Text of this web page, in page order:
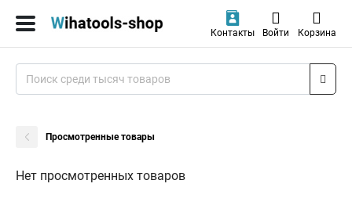
Контакты Войти Корзина
Просмотренные товары
Нет просмотренных товаров